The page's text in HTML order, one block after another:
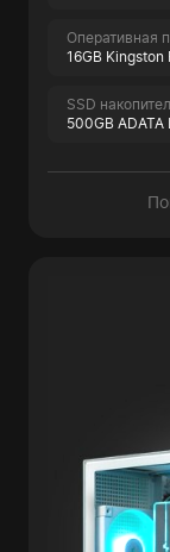
Оперативная
16GB Kingston
SSD
500GB ADATA